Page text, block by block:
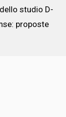
studio D-
proposte